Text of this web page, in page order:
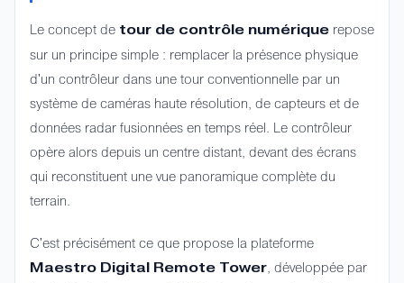
Le concept de tour de contrôle numérique repose
sur un principe simple : remplacer la présence physique
d'un contrôleur dans une tour conventionnelle par un
système de caméras haute résolution, de capteurs et de
données radar fusionnées en temps réel. Le contrôleur
opère alors depuis un centre distant, devant des écrans
qui reconstituent une vue panoramique complète du
terrain.
C'est précisément ce que propose la plateforme
Maestro Digital Remote Tower, développée par